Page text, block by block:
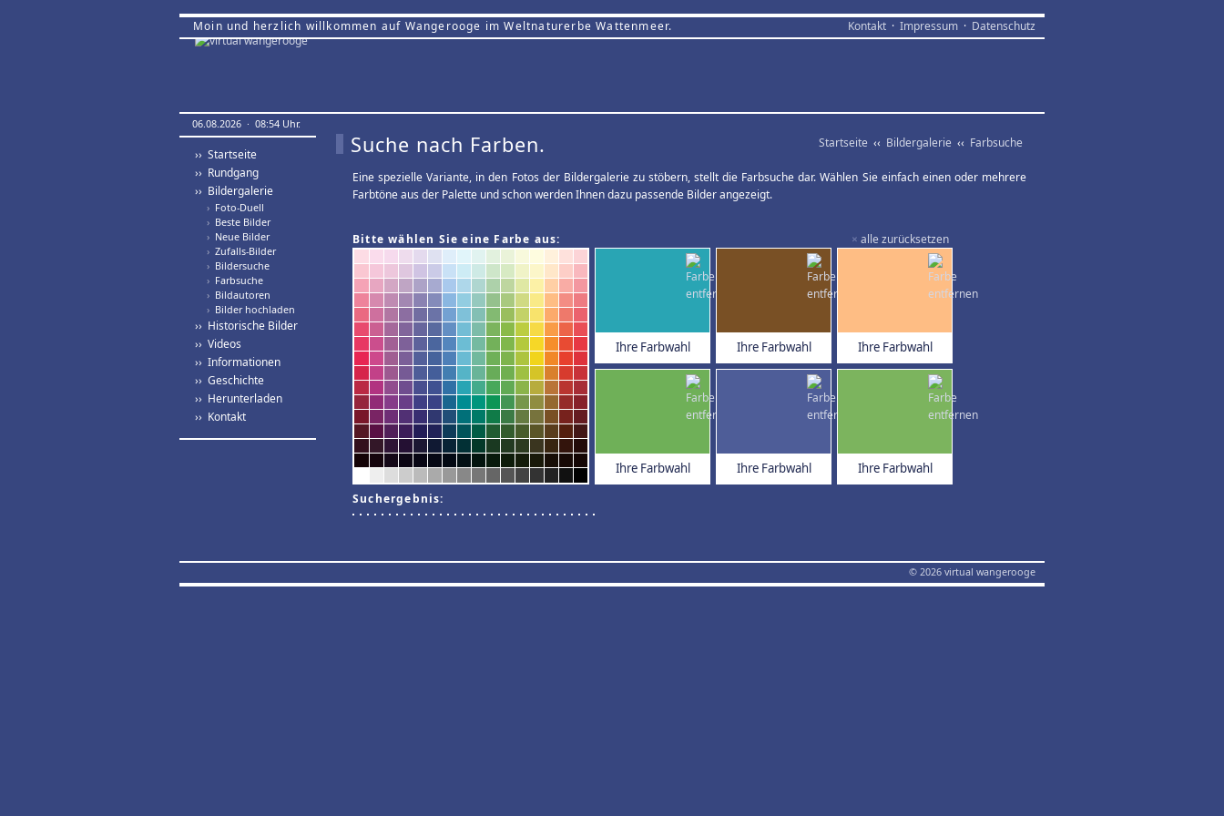
Moin und herzlich willkommen auf Wangerooge im Weltnaturerbe Wattenmeer. Kontakt · Impressum · Datenschutz
06.08.2026 · 08:54 Uhr.
›› Startseite
›› Rundgang
›› Bildergalerie
› Foto-Duell
› Beste Bilder
› Neue Bilder
› Zufalls-Bilder
› Bildersuche
› Farbsuche
› Bildautoren
› Bilder hochladen
›› Historische Bilder
›› Videos
›› Informationen
›› Geschichte
›› Herunterladen
›› Kontakt
Startseite ‹‹ Bildergalerie ‹‹ Farbsuche
Suche nach Farben.
Eine spezielle Variante, in den Fotos der Bildergalerie zu stöbern, stellt die Farbsuche dar. Wählen Sie einfach einen oder mehrere
Farbtöne aus der Palette und schon werden Ihnen dazu passende Bilder angezeigt.
× alle zurücksetzen
Bitte wählen Sie eine Farbe aus:
Ihre Farbwahl Ihre Farbwahl Ihre Farbwahl
Ihre Farbwahl Ihre Farbwahl Ihre Farbwahl
Suchergebnis:
© 2026 virtual wangerooge